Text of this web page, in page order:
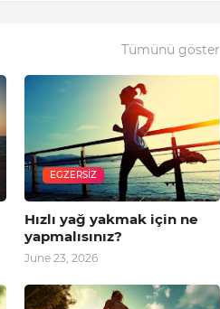
Tümünü göster
EGZERSIZ
Hızlı yağ yakmak için ne
yapmalısınız?
June 23, 2026